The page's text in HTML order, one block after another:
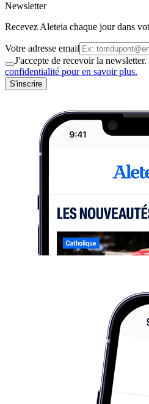
Newsletter
Recevez Aleteia chaque jour dans
Votre adresse email
J'accepte de recevoir la
confidentialité pour en savoir plus.
S'inscrire